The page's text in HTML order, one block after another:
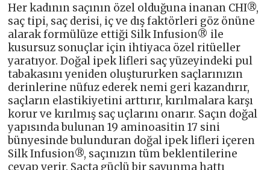
Her kadının saçının özel olduğuna inanan CHI®,
saç tipi, saç derisi, iç ve dış faktörleri göz önüne
alarak formülüze ettiği Silk Infusion® ile
kusursuz sonuçlar için ihtiyaca özel ritüeller
yaratıyor. Doğal ipek lifleri saç yüzeyindeki pul
tabakasını yeniden oluştururken saçlarınızın
derinlerine nüfuz ederek nemi geri kazandırır,
saçların elastikiyetini arttırır, kırılmalara karşı
korur ve kırılmış saç uçlarını onarır. Saçın doğal
yapısında bulunan 19 aminoasitin 17 sini
bünyesinde bulunduran doğal ipek lifleri içeren
Silk Infusion®, saçınızın tüm beklentilerine
cevap verir. Saçta güçlü bir savunma hattı